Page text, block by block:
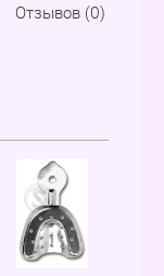
Отзывов (0)